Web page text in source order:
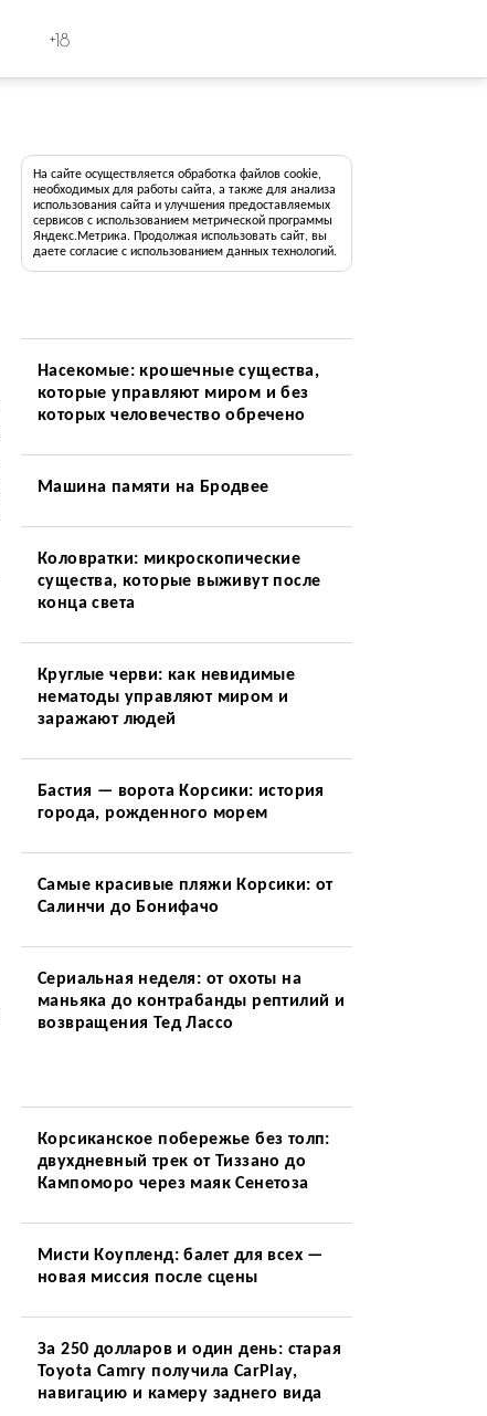
+18
На сайте осуществляется обработка файлов cookie,
необходимых для работы сайта, а также для анализа
использования сайта и улучшения предоставляемых
сервисов с использованием метрической программы
Яндекс.Метрика. Продолжая использовать сайт, вы
даете согласие с использованием данных технологий.
Насекомые: крошечные существа,
которые управляют миром и без
которых человечество обречено
Машина памяти на Бродвее
Коловратки: микроскопические
существа, которые выживут после
конца света
Круглые черви: как невидимые
нематоды управляют миром и
заражают людей
Бастия — ворота Корсики: история
города, рожденного морем
Самые красивые пляжи Корсики: от
Салинчи до Бонифачо
Сериальная неделя: от охоты на
маньяка до контрабанды рептилий и
возвращения Тед Лассо
Корсиканское побережье без толп:
двухдневный трек от Тиззано до
Кампоморо через маяк Сенетоза
Мисти Коупленд: балет для всех —
новая миссия после сцены
За 250 долларов и один день: старая
Toyota Camry получила CarPlay,
навигацию и камеру заднего вида